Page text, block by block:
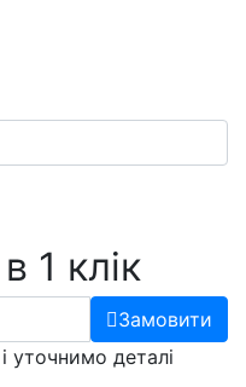
1 клік
Замовити
деталі